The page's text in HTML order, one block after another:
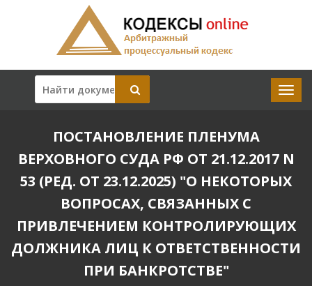
ПОСТАНОВЛЕНИЕ ПЛЕНУМА
ВЕРХОВНОГО СУДА РФ ОТ 21.12.2017 N
53 (РЕД. ОТ 23.12.2025) "О НЕКОТОРЫХ
ВОПРОСАХ, СВЯЗАННЫХ С
ПРИВЛЕЧЕНИЕМ КОНТРОЛИРУЮЩИХ
ДОЛЖНИКА ЛИЦ К ОТВЕТСТВЕННОСТИ
ПРИ БАНКРОТСТВЕ"